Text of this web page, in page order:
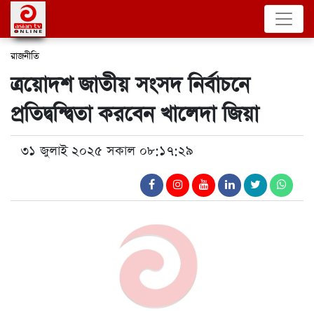
রাজনীতি
ত্রয়োদশ জাতীয় সংসদ নির্বাচনে
প্রতিদ্বন্দ্বিতা করবেন খালেদা জিয়া
৩১ জুলাই ২০২৫ সকাল ০৮:১৭:২৯